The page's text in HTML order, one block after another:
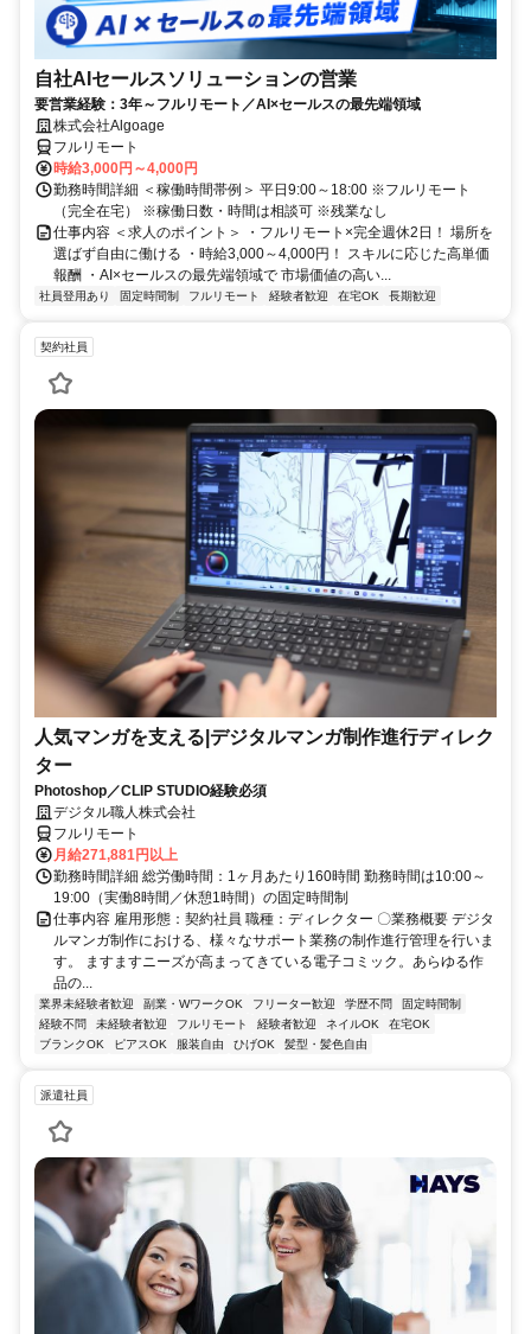
自社AIセールスソリューションの営業
要営業経験：3年～フルリモート／AI×セールスの最先端領域
株式会社Algoage
フルリモート
時給3,000円～4,000円
勤務時間詳細 ＜稼働時間帯例＞ 平日9:00～18:00 ※フルリモート
（完全在宅） ※稼働日数・時間は相談可 ※残業なし
仕事内容 ＜求人のポイント＞ ・フルリモート×完全週休2日！ 場所を
選ばず自由に働ける ・時給3,000～4,000円！ スキルに応じた高単価
報酬 ・AI×セールスの最先端領域で 市場価値の高い...
社員登用あり 固定時間制 フルリモート 経験者歓迎 在宅OK 長期歓迎
契約社員
人気マンガを支える|デジタルマンガ制作進行ディレク
ター
Photoshop／CLIP STUDIO経験必須
デジタル職人株式会社
フルリモート
月給271,881円以上
勤務時間詳細 総労働時間：1ヶ月あたり160時間 勤務時間は10:00～
19:00（実働8時間／休憩1時間）の固定時間制
仕事内容 雇用形態：契約社員 職種：ディレクター 〇業務概要 デジタ
ルマンガ制作における、様々なサポート業務の制作進行管理を行いま
す。 ますますニーズが高まってきている電子コミック。あらゆる作
品の...
業界未経験者歓迎 副業・WワークOK フリーター歓迎 学歴不問
固定時間制
経験不問
未経験者歓迎 フルリモート 経験者歓迎 ネイルOK
在宅OK
ブランクOK
ピアスOK 服装自由 ひげOK 髪型・髪色自由
派遣社員